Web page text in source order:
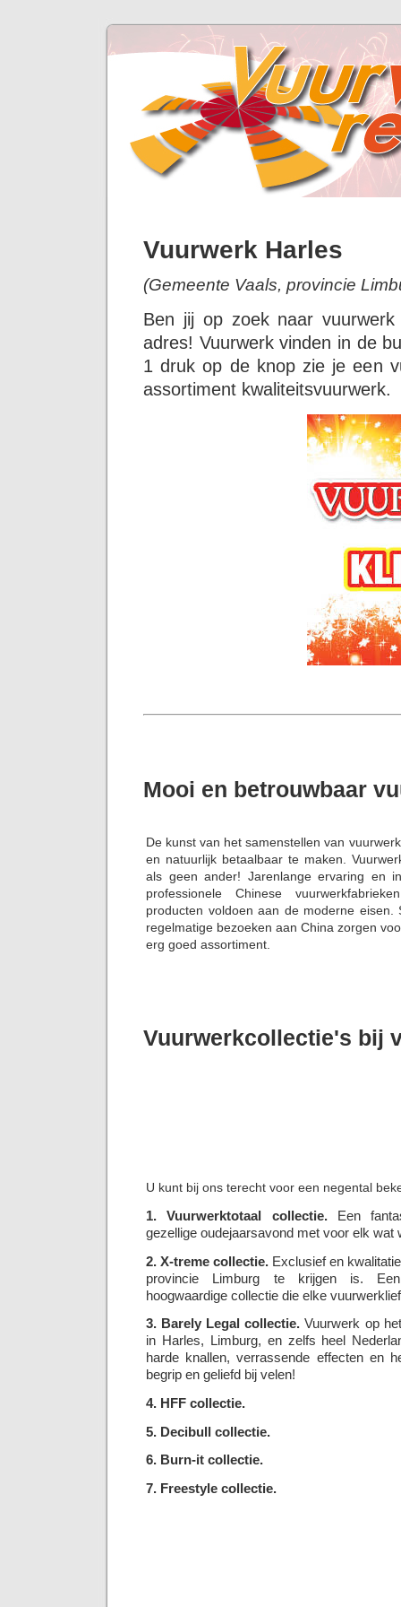
Vuurwerk Harles
(Gemeente Vaals, provincie
Ben jij op zoek naar
adres! Vuurwerk vinden in de
1 druk op de knop zie je een
assortiment kwaliteitsvuurwerk.
Mooi en betrouwbaar
De kunst van het samenstellen van
en natuurlijk betaalbaar te maken.
als geen ander! Jarenlange ervaring en
professionele Chinese
producten voldoen aan de moderne eisen.
regelmatige bezoeken aan China zorgen
erg goed assortiment.
Vuurwerkcollectie's bij
U kunt bij ons terecht voor een negental
1. Vuurwerktotaal collectie.Een
gezellige oudejaarsavond met voor elk wat
2. X-treme collectie. Exclusief en
provincie Limburg te krijgen is.
hoogwaardige collectie die elke
3. Barely Legal collectie. Vuurwerk op
in Harles, Limburg, en zelfs heel
harde knallen, verrassende effecten en
begrip en geliefd bij velen!
4. HFF collectie.
5. Decibull collectie.
6. Burn-it collectie.
7. Freestyle collectie.